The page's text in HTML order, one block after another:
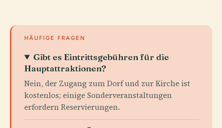
HÄUFIGE FRAGEN
Gibt es Eintrittsgebühren für die
Hauptattraktionen?
Nein, der Zugang zum Dorf und zur Kirche ist
kostenlos; einige Sonderveranstaltungen
erfordern Reservierungen.